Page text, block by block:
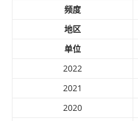
频度
地区
单位
2022
2021
2020